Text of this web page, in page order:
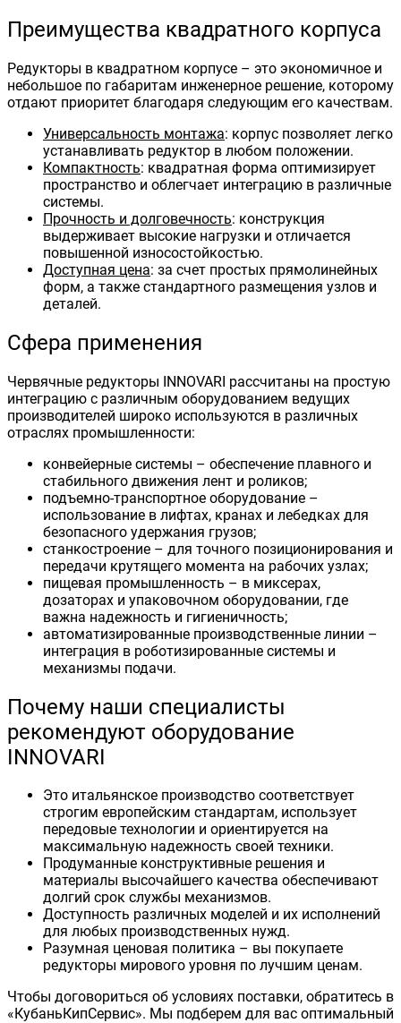
Преимущества квадратного корпуса
Редукторы в квадратном корпусе – это экономичное и
небольшое по габаритам инженерное решение, которому
отдают приоритет благодаря следующим его качествам.
Универсальность монтажа: корпус позволяет легко
устанавливать редуктор в любом положении.
Компактность: квадратная форма оптимизирует
пространство и облегчает интеграцию в различные
системы.
Прочность и долговечность: конструкция
выдерживает высокие нагрузки и отличается
повышенной износостойкостью.
Доступная цена: за счет простых прямолинейных
форм, а также стандартного размещения узлов и
деталей.
Сфера применения
Червячные редукторы INNOVARI рассчитаны на простую
интеграцию с различным оборудованием ведущих
производителей широко используются в различных
отраслях промышленности:
конвейерные системы – обеспечение плавного и
стабильного движения лент и роликов;
подъемно-транспортное оборудование –
использование в лифтах, кранах и лебедках для
безопасного удержания грузов;
станкостроение – для точного позиционирования и
передачи крутящего момента на рабочих узлах;
пищевая промышленность – в миксерах,
дозаторах и упаковочном оборудовании, где
важна надежность и гигиеничность;
автоматизированные производственные линии –
интеграция в роботизированные системы и
механизмы подачи.
Почему наши специалисты
рекомендуют оборудование
INNOVARI
Это итальянское производство соответствует
строгим европейским стандартам, использует
передовые технологии и ориентируется на
максимальную надежность своей техники.
Продуманные конструктивные решения и
материалы высочайшего качества обеспечивают
долгий срок службы механизмов.
Доступность различных моделей и их исполнений
для любых производственных нужд.
Разумная ценовая политика – вы покупаете
редукторы мирового уровня по лучшим ценам.
Чтобы договориться об условиях поставки, обратитесь в
«КубаньКипСервис». Мы подберем для вас оптимальный